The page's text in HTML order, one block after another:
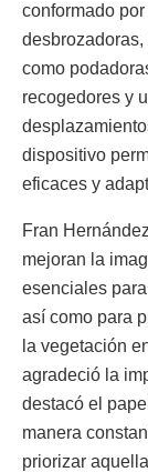
conformado
como
recogedores y
dispositivo
eficaces y
Fran
mejoran la
esenciales
así como para
la vegetación
agradeció la
destacó el
manera
priorizar